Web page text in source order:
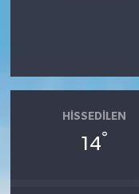
HISSEDILEN
14°